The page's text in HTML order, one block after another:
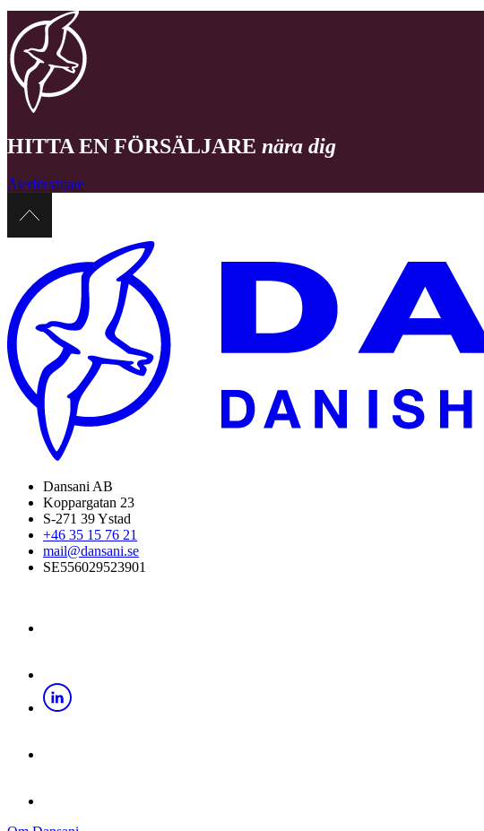
HITTA EN FÖRSÄLJARE nära dig
Återförsäljare
Dansani AB
Koppargatan 23
S-271 39 Ystad
+46 35 15 76 21
mail@dansani.se
SE556029523901